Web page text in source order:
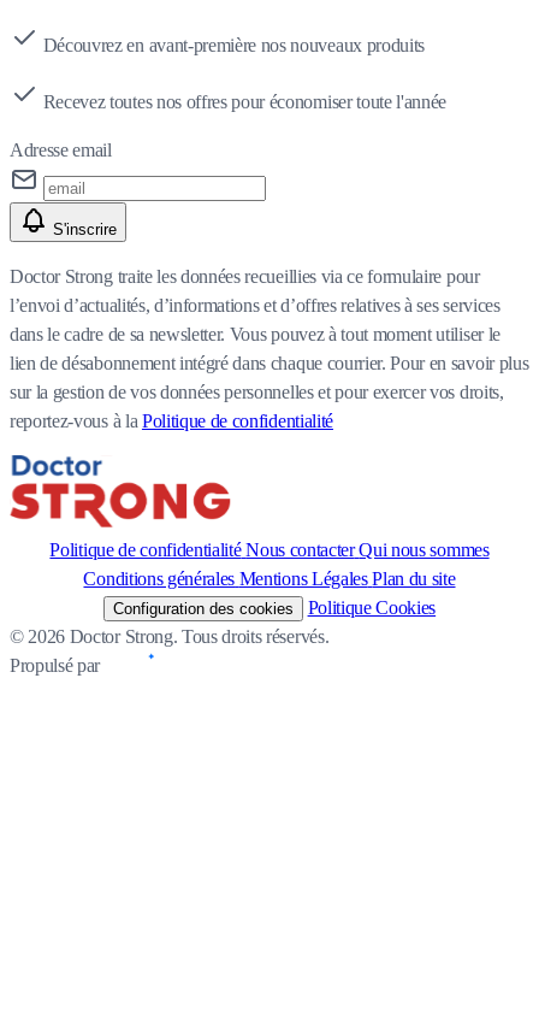
Découvrez en avant-première nos nouveaux produits
Recevez toutes nos offres pour économiser toute l'année
Adresse email
S'inscrire
Doctor Strong traite les données recueillies via ce formulaire pour
l’envoi d’actualités, d’informations et d’offres relatives à ses services
dans le cadre de sa newsletter. Vous pouvez à tout moment utiliser le
lien de désabonnement intégré dans chaque courrier. Pour en savoir plus
sur la gestion de vos données personnelles et pour exercer vos droits,
reportez-vous à la Politique de confidentialité
Politique de confidentialité Nous contacter Qui nous sommes
Conditions générales Mentions Légales Plan du site
Configuration des cookies
Politique Cookies
© 2026 Doctor Strong. Tous droits réservés.
Propulsé par